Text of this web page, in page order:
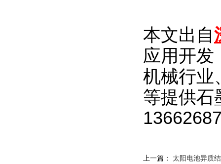
本文出自
应用开发
机械行业
等提供石
上一篇： 太阳电池异质